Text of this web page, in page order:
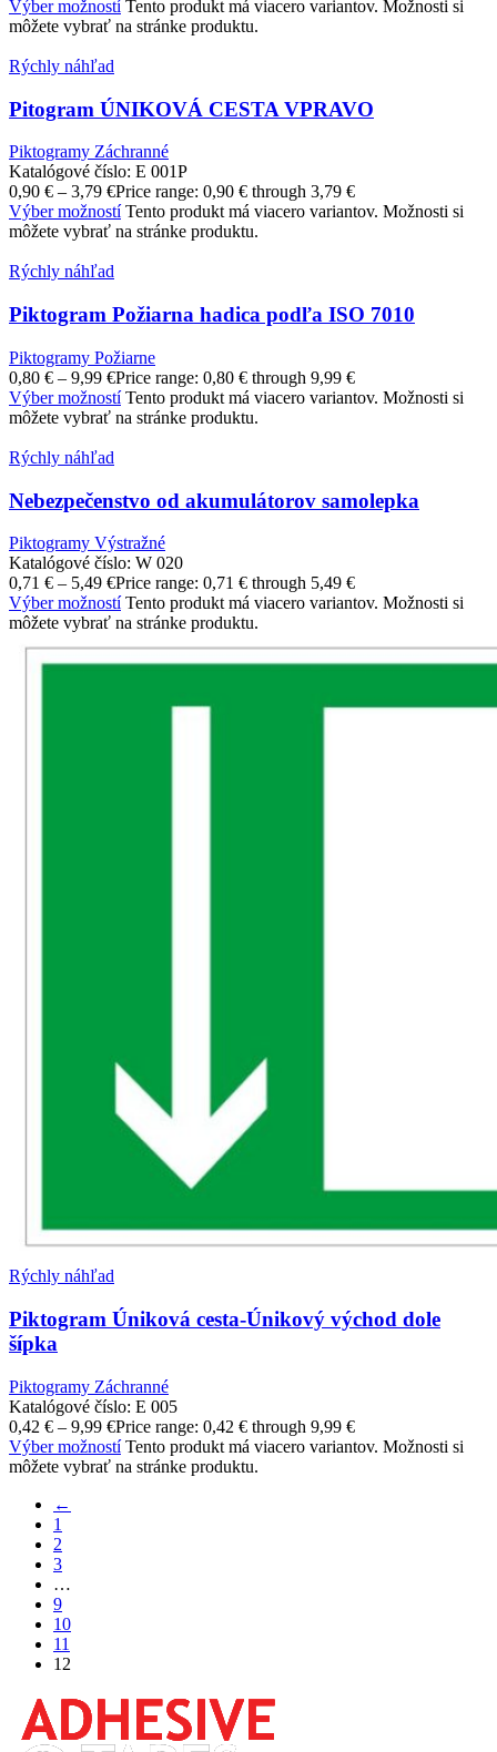
Výber možností Tento produkt má viacero variantov. Možnosti si
môžete vybrať na stránke produktu.
Rýchly náhľad
Pitogram ÚNIKOVÁ CESTA VPRAVO
Piktogramy Záchranné
Katalógové číslo: E 001P
0,90 € – 3,79 €Price range: 0,90 € through 3,79 €
Výber možností Tento produkt má viacero variantov. Možnosti si
môžete vybrať na stránke produktu.
Rýchly náhľad
Piktogram Požiarna hadica podľa ISO 7010
Piktogramy Požiarne
0,80 € – 9,99 €Price range: 0,80 € through 9,99 €
Výber možností Tento produkt má viacero variantov. Možnosti si
môžete vybrať na stránke produktu.
Rýchly náhľad
Nebezpečenstvo od akumulátorov samolepka
Piktogramy Výstražné
Katalógové číslo: W 020
0,71 € – 5,49 €Price range: 0,71 € through 5,49 €
Výber možností Tento produkt má viacero variantov. Možnosti si
môžete vybrať na stránke produktu.
Rýchly náhľad
Piktogram Úniková cesta-Únikový východ dole
šípka
Piktogramy Záchranné
Katalógové číslo: E 005
0,42 € – 9,99 €Price range: 0,42 € through 9,99 €
Výber možností Tento produkt má viacero variantov. Možnosti si
môžete vybrať na stránke produktu.
←
1
2
3
…
9
10
11
12